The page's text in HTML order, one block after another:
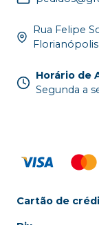
Rua Felipe
Florianópolis
Horário de
Segunda a
Cartão de